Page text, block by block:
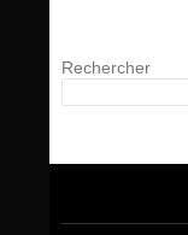
Rechercher